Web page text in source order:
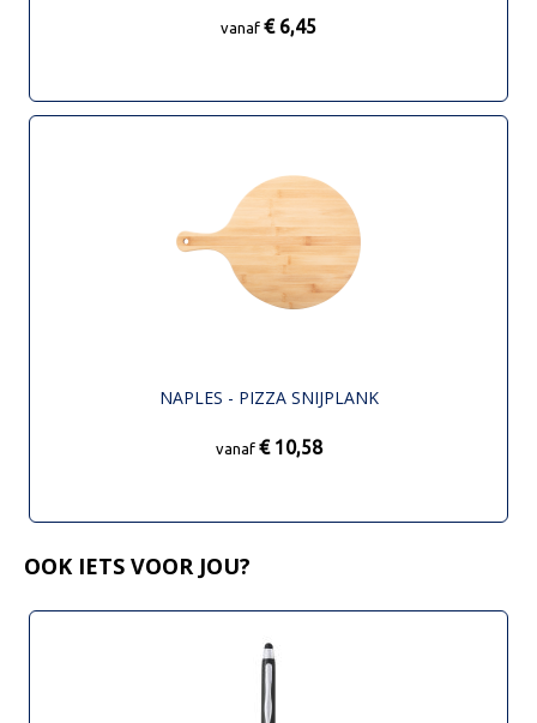
vanaf € 6,45
NAPLES - PIZZA SNIJPLANK
vanaf € 10,58
OOK IETS VOOR JOU?